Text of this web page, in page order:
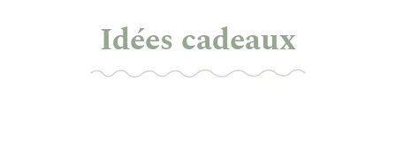
Idées cadeaux